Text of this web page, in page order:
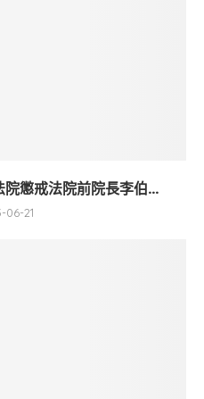
懲戒法院前院長李伯...
06-21